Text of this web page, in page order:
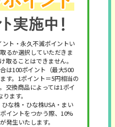
ト・永久不滅ポイントい
るか選択していただきま
取ることはできません。
は100ポイント（最大500
す。1ポイント＝5円相当の
交換商品によっては1ポイ
ます。
な株・ひな株USA・まい
イントをつかう際、10%
発生いたします。